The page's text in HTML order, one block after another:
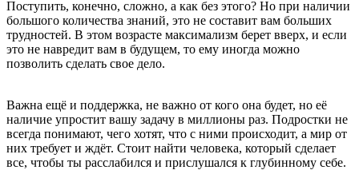
Поступить, конечно, сложно, а как без этого? Но при наличии
большого количества знаний, это не составит вам больших
трудностей. В этом возрасте максимализм берет вверх, и если
это не навредит вам в будущем, то ему иногда можно
позволить сделать свое дело.
Важна ещё и поддержка, не важно от кого она будет, но её
наличие упростит вашу задачу в миллионы раз. Подростки не
всегда понимают, чего хотят, что с ними происходит, а мир от
них требует и ждёт. Стоит найти человека, который сделает
все, чтобы ты расслабился и прислушался к глубинному себе.